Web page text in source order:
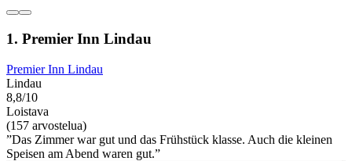
1. Premier Inn Lindau
Premier Inn Lindau
Lindau
8,8/10
Loistava
(157 arvostelua)
”Das Zimmer war gut und das Frühstück klasse. Auch die kleinen
Speisen am Abend waren gut.”